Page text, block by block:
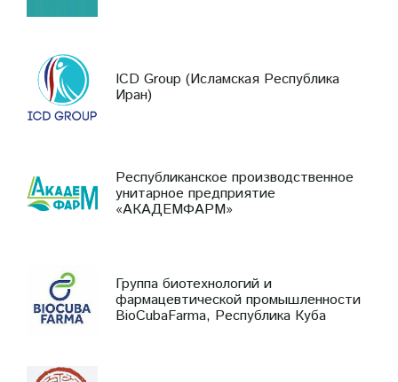
ICD Group (Исламская Республика
Иран)
Республиканское производственное
унитарное предприятие
«АКАДЕМФАРМ»
Группа биотехнологий и
фармацевтической промышленности
BioCubaFarma, Республика Куба